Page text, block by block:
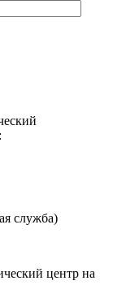
служба)
центр на